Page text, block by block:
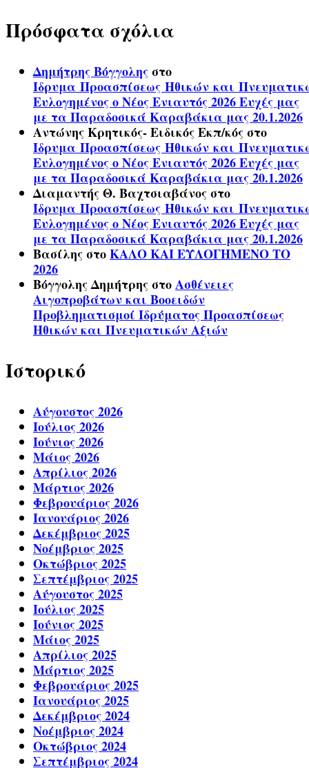
Πρόσφατα σχόλια
Δημήτρης Βόγγοληςστο
Ίδρυμα Προασπίσεως Ηθικών και
Ευλογημένος ο Νέος Ενιαυτός 2026 Ευχές μας
με τα Παραδοσικά Καραβάκια μας 20.1.2026
Αντώνης Κρητικός- Ειδικός Εκπ/κόςστο
Ίδρυμα Προασπίσεως Ηθικών και
Ευλογημένος ο Νέος Ενιαυτός 2026 Ευχές μας
με τα Παραδοσικά Καραβάκια μας 20.1.2026
Διαμαντής Θ. Βαχτσιαβάνοςστο
Ίδρυμα Προασπίσεως Ηθικών και
Ευλογημένος ο Νέος Ενιαυτός 2026 Ευχές μας
με τα Παραδοσικά Καραβάκια μας 20.1.2026
ΒασίληςστοΚΑΛΟ ΚΑΙ ΕΥΛΟΓΗΜΕΝΟ ΤΟ
2026
Βόγγολης ΔημήτρηςστοΑσθένειες
Αιγοπροβάτων και Βοοειδών
Προβληματισμοί Ιδρύματος Προασπίσεως
Ηθικών και Πνευματικών Αξιών
Ιστορικό
Αύγουστος 2026
Ιούλιος 2026
Ιούνιος 2026
Μάιος 2026
Απρίλιος 2026
Μάρτιος 2026
Φεβρουάριος 2026
Ιανουάριος 2026
Δεκέμβριος 2025
Νοέμβριος 2025
Οκτώβριος 2025
Σεπτέμβριος 2025
Αύγουστος 2025
Ιούλιος 2025
Ιούνιος 2025
Μάιος 2025
Απρίλιος 2025
Μάρτιος 2025
Φεβρουάριος 2025
Ιανουάριος 2025
Δεκέμβριος 2024
Νοέμβριος 2024
Οκτώβριος 2024
Σεπτέμβριος 2024